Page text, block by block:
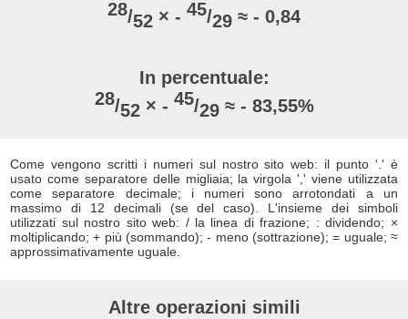
28/52 × - 45/29 ≈ - 0,84
In percentuale:
28/52 × - 45/29≈ - 83,55%
Come vengono scritti i numeri sul nostro sito web: il punto '.' è
usato come separatore delle migliaia; la virgola ',' viene utilizzata
come separatore decimale; i numeri sono arrotondati a un
massimo di 12 decimali (se del caso). L'insieme dei simboli
utilizzati sul nostro sito web: / la linea di frazione; : dividendo; ×
moltiplicando; + più (sommando); - meno (sottrazione); = uguale; ≈
approssimativamente uguale.
Altre operazioni simili